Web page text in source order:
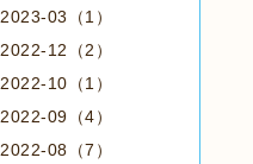
2023-03（1）
2022-12（2）
2022-10（1）
2022-09（4）
2022-08（7）